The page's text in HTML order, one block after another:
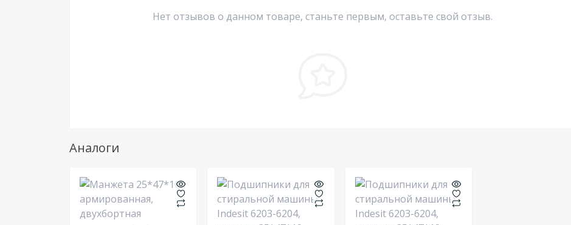
Нет отзывов о данном товаре, станьте первым, оставьте свой отзыв.
Аналоги